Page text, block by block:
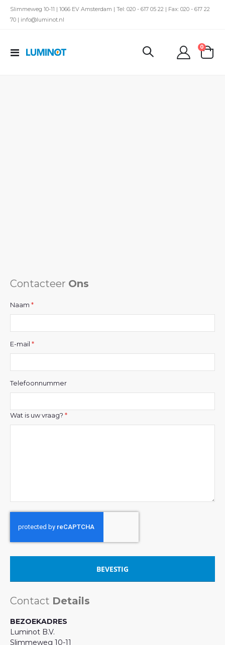
Slimmeweg 10-11 | 1066 EV Amsterdam | Tel: 020 - 617 05 22 | Fax: 020 - 617 22
70 | info@luminot.nl
Toggle
kar
0
Contacteer Ons
Naam
E-mail
Telefoonnummer
Wat is uw vraag?
BEVESTIG
Contact Details
BEZOEKADRES
Luminot B.V.
Slimmeweg 10-11